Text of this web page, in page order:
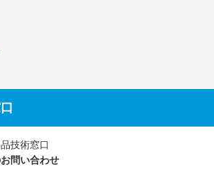
技術窓口
問い合わせ